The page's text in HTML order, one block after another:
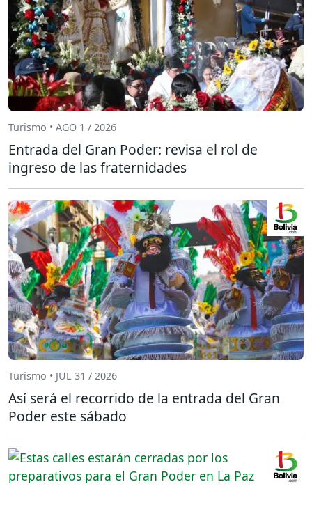
Turismo • AGO 1 / 2026
Entrada del Gran Poder: revisa el rol de
ingreso de las fraternidades
Turismo • JUL 31 / 2026
Así será el recorrido de la entrada del Gran
Poder este sábado